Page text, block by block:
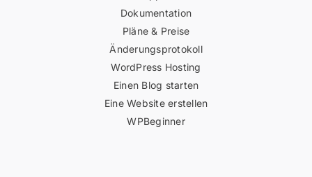
Dokumentation
Pläne & Preise
Änderungsprotokoll
WordPress Hosting
Einen Blog starten
Eine Website erstellen
WPBeginner